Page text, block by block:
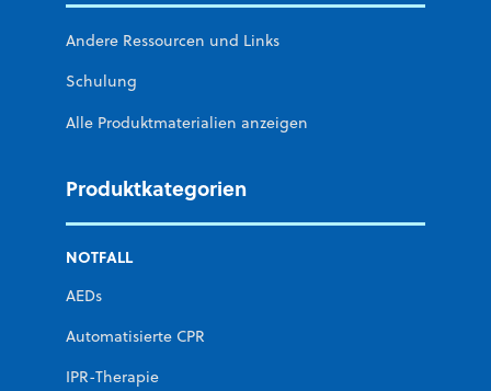
Andere Ressourcen und Links
Schulung
Alle Produktmaterialien anzeigen
Produktkategorien
NOTFALL
AEDs
Automatisierte CPR
IPR-Therapie